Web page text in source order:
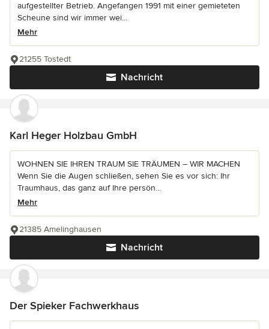
aufgestellter Betrieb. Angefangen 1991 mit einer gemieteten
Scheune sind wir immer wei...
Mehr
Nachricht
21255 Tostedt
Karl Heger Holzbau GmbH
WOHNEN SIE IHREN TRAUM SIE TRÄUMEN – WIR MACHEN
Wenn Sie die Augen schließen, sehen Sie es vor sich: Ihr
Traumhaus, das ganz auf Ihre persön...
Mehr
Nachricht
21385 Amelinghausen
Der Spieker Fachwerkhaus